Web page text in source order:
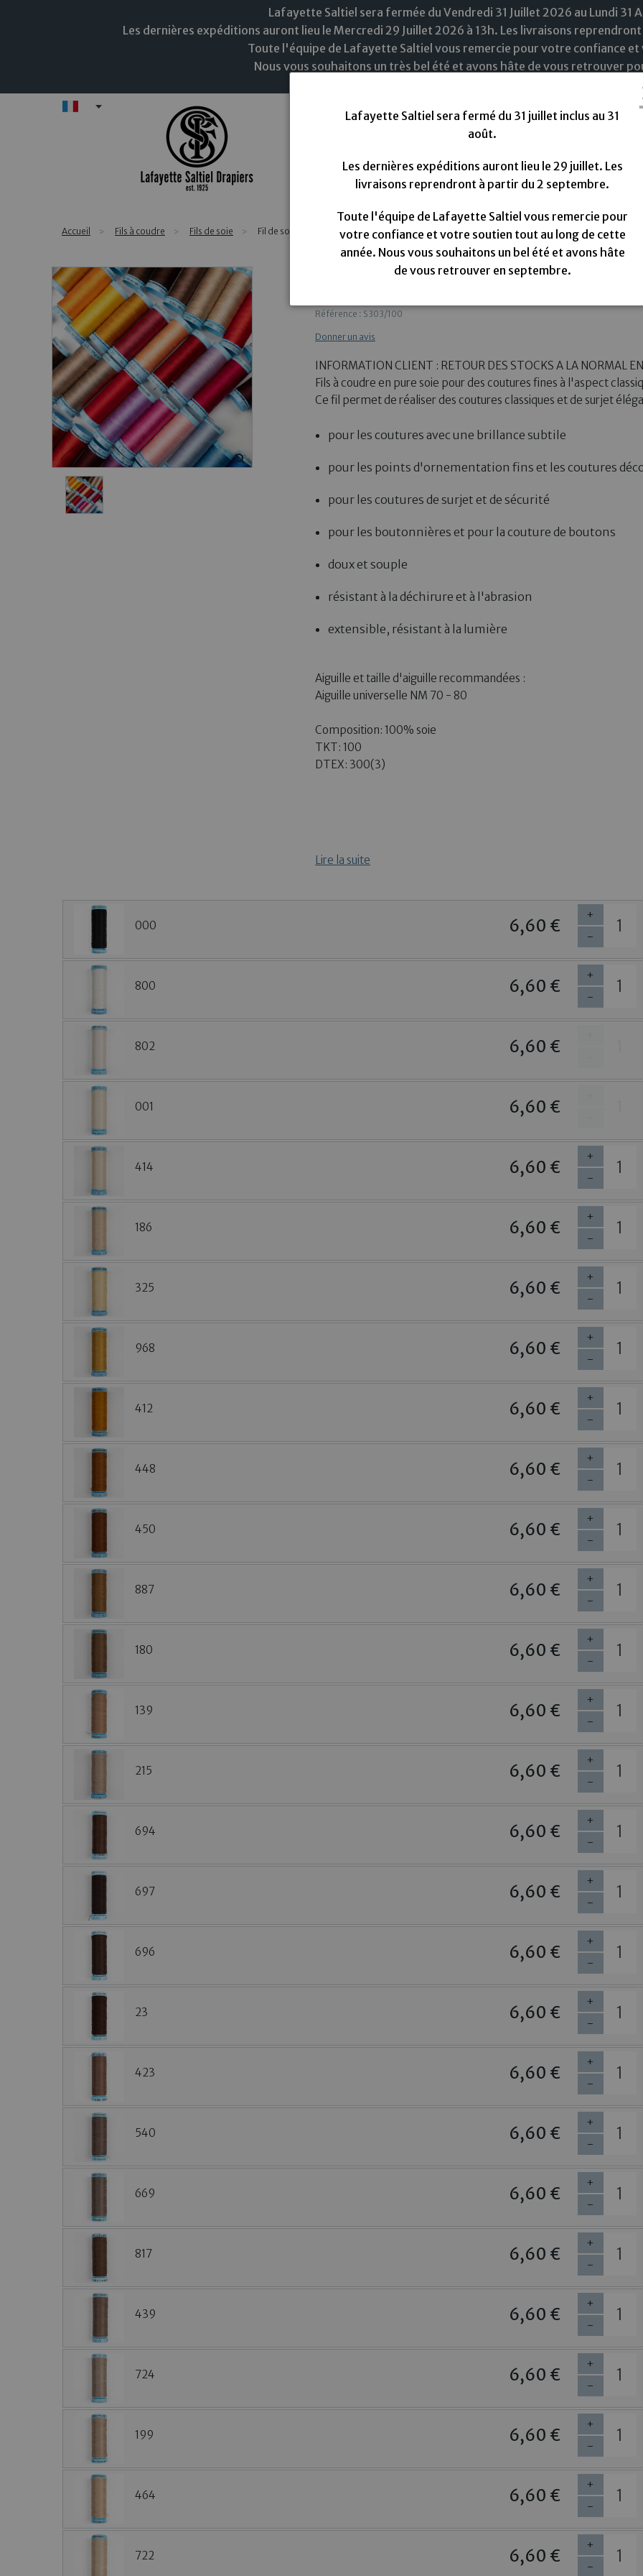
Lafayette Saltiel sera fermée du Vendredi 31 Juillet 2026 au Lundi 31
Les dernières expéditions auront lieu le Mercredi 29 Juillet 2026 à 13h. Les livraisons
Toute l'équipe de Lafayette Saltiel vous remercie pour votre confiance
Nous vous souhaitons un très bel été et avons hâte de vous retrouver
Nouveautées Tissus Doublure Fils à coudre
Accueil Fils à coudre Fils de soie Fil de soie Gütermann 100m S303
Fil de soie Gütermann 100m S303
Référence : S303/100
Donner un avis
INFORMATION CLIENT : RETOUR DES STOCKS A LA NORMAL
Fils à coudre en pure soie pour des coutures fines à l'aspect
Ce fil permet de réaliser des coutures classiques et de surjet
pour les coutures avec une brillance subtile
pour les points d'ornementation fins et les coutures
pour les coutures de surjet et de sécurité
pour les boutonnières et pour la couture de boutons
doux et souple
résistant à la déchirure et à l'abrasion
extensible, résistant à la lumière
Aiguille et taille d'aiguille recommandées :
Aiguille universelle NM 70 - 80
Composition: 100% soie
TKT: 100
DTEX: 300(3)
Lire la suite
000 6,60 €
+
-
800 6,60 €
+
-
802 6,60 €
001 6,60 €
414 6,60 €
+
-
186 6,60 €
+
-
325 6,60 €
+
-
968 6,60 €
+
-
412 6,60 €
+
-
448 6,60 €
+
-
450 6,60 €
+
-
887 6,60 €
+
-
180 6,60 €
+
-
139 6,60 €
+
-
215 6,60 €
+
-
694 6,60 €
+
-
697 6,60 €
+
-
696 6,60 €
+
-
23 6,60 €
+
-
423 6,60 €
+
-
540 6,60 €
+
-
669 6,60 €
+
-
817 6,60 €
+
-
439 6,60 €
+
-
724 6,60 €
+
-
199 6,60 €
+
-
464 6,60 €
+
-
722 6,60 €
+
-
Lafayette Saltiel sera fermé du 31 juillet inclus au 31
août.
Les dernières expéditions auront lieu le 29 juillet. Les
livraisons reprendront à partir du 2 septembre.
Toute l'équipe de Lafayette Saltiel vous remercie pour
votre confiance et votre soutien tout au long de cette
année. Nous vous souhaitons un bel été et avons hâte
de vous retrouver en septembre.